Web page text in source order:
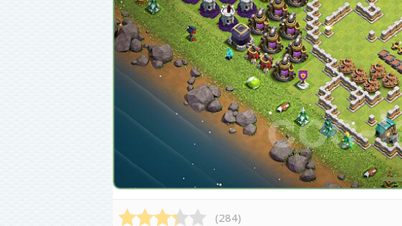
(284)